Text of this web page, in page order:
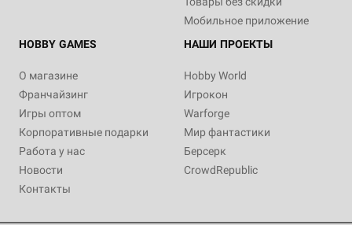
Мобильное приложение
HOBBY GAMES
О магазине
Франчайзинг
Игры оптом
Корпоративные подарки
Работа у нас
Новости
Контакты
НАШИ ПРОЕКТЫ
Hobby World
Игрокон
Warforge
Мир фантастики
Берсерк
CrowdRepublic